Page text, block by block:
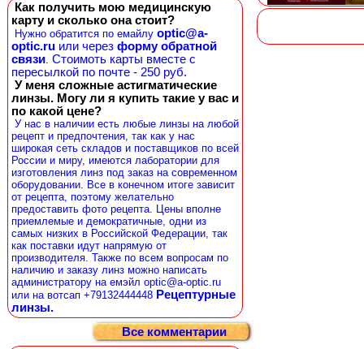
Как получить мою медицинскую
карту и сколько она стоит?
Нужно обратится по емайлу optic@a-
optic.ru или через форму обратной
связи. Стоимоть карты вместе с
пересылкой по почте - 250 руб.
У меня сложные астигматические
линзы. Могу ли я купить такие у вас и
по какой цене?
У нас в наличии есть любые линзы на любой
рецепт и предпочтения, так как у нас
широкая сеть складов и поставщиков по всей
России и миру, имеются лаборатории для
изготовления линз под заказ на современном
оборудовании. Все в конечном итоге зависит
от рецепта, поэтому желательно
предоставить фото рецепта. Цены вполне
приемлемые и демократичные, одни из
самых низких в Российской Федерации, так
как поставки идут напрямую от
производителя. Также по всем вопросам по
наличию и заказу линз можно написать
администратору на емэйл optic@a-optic.ru
или на вотсап +79132444448 Рецептурные
линзы.
Все комментарии